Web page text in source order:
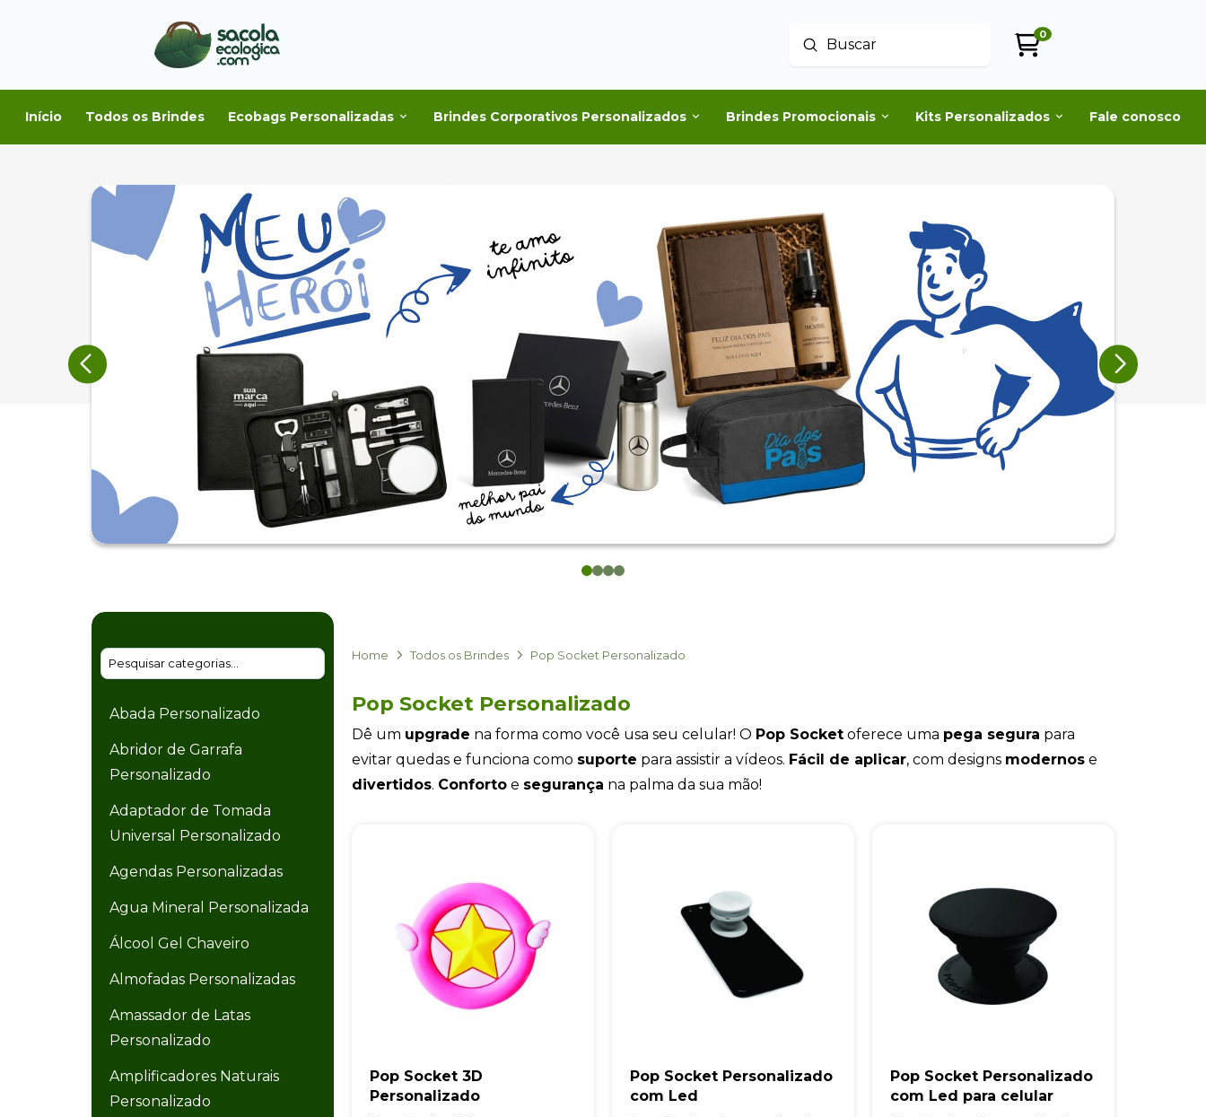
Buscar
Enviar
0
Início Todos os Brindes Ecobags Personalizadas Brindes Corporativos Personalizados Brindes Promocionais Kits Personalizados Fale conosco
01 23
Abada Personalizado
Abridor de Garrafa
Personalizado
Adaptador de Tomada
Universal Personalizado
Agendas Personalizadas
Agua Mineral Personalizada
Álcool Gel Chaveiro
Almofadas Personalizadas
Amassador de Latas
Personalizado
Amplificadores Naturais
Personalizado
Home Todos os Brindes Pop Socket Personalizado
Pop Socket Personalizado
Dê um upgrade na forma como você usa seu celular! O Pop Socket oferece uma pega segura para
evitar quedas e funciona como suporte para assistir a vídeos. Fácil de aplicar, com designs modernos e
divertidos. Conforto e segurança na palma da sua mão!
Pop Socket 3D
Personalizado
Pop Socket Personalizado
com Led
Pop Socket Personalizado
com Led para celular